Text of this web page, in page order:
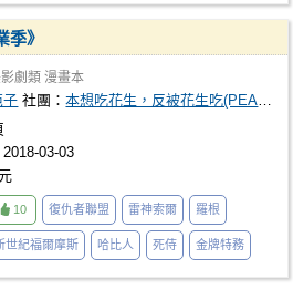
季》
劇類 漫畫本
子 社團：本想吃花生，反被花生吃(PEANUTS BANANA)
03-03
10 復仇者聯盟 雷神索爾 羅根
世紀福爾摩斯 哈比人 死侍 金牌特務